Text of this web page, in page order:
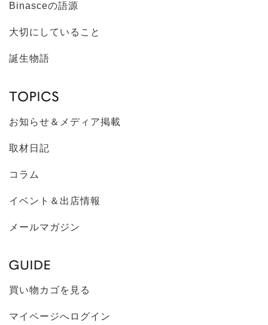
Binasceの語源
大切にしていること
誕生物語
お知らせ＆メディア掲載
取材日記
コラム
イベント＆出店情報
メールマガジン
買い物カゴを見る
マイページへログイン